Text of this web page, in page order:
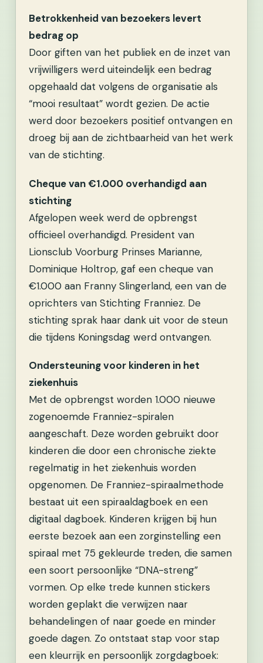
Betrokkenheid van bezoekers levert
bedrag op
Door giften van het publiek en de inzet van
vrijwilligers werd uiteindelijk een bedrag
opgehaald dat volgens de organisatie als
“mooi resultaat” wordt gezien. De actie
werd door bezoekers positief ontvangen en
droeg bij aan de zichtbaarheid van het werk
van de stichting.
Cheque van €1.000 overhandigd aan
stichting
Afgelopen week werd de opbrengst
officieel overhandigd. President van
Lionsclub Voorburg Prinses Marianne,
Dominique Holtrop, gaf een cheque van
€1.000 aan Franny Slingerland, een van de
oprichters van Stichting Franniez. De
stichting sprak haar dank uit voor de steun
die tijdens Koningsdag werd ontvangen.
Ondersteuning voor kinderen in het
ziekenhuis
Met de opbrengst worden 1.000 nieuwe
zogenoemde Franniez-spiralen
aangeschaft. Deze worden gebruikt door
kinderen die door een chronische ziekte
regelmatig in het ziekenhuis worden
opgenomen. De Franniez-spiraalmethode
bestaat uit een spiraaldagboek en een
digitaal dagboek. Kinderen krijgen bij hun
eerste bezoek aan een zorginstelling een
spiraal met 75 gekleurde treden, die samen
een soort persoonlijke “DNA-streng”
vormen. Op elke trede kunnen stickers
worden geplakt die verwijzen naar
behandelingen of naar goede en minder
goede dagen. Zo ontstaat stap voor stap
een kleurrijk en persoonlijk zorgdagboek: